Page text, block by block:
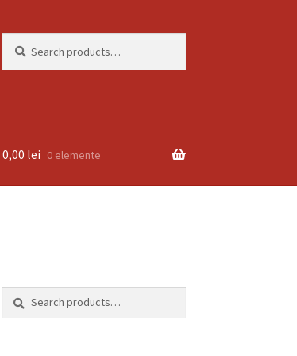
for:
0,00 lei 0 elemente
Search
Search